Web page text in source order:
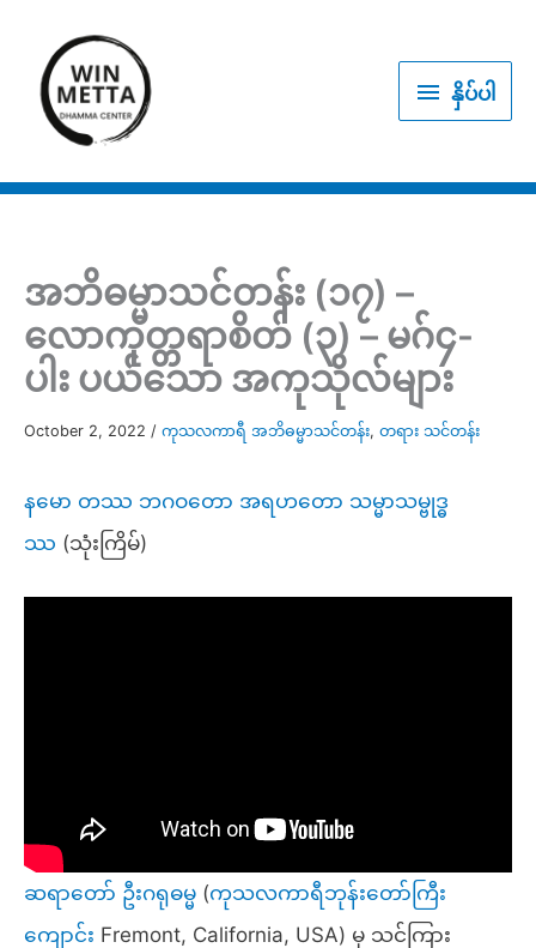
content
နှိပ် နှိပ်ပါ
အဘိဓမ္မာသင်တန်း (၁၇) –
လောကုတ္တရာစိတ် (၃) – မဂ်၄-
ပါး ပယ်သော အကုသိုလ်များ
October 2, 2022 / ကုသလကာရီ အဘိဓမ္မာသင်တန်း, တရား သင်တန်း
နမော တဿ ဘဂဝတော အရဟတော သမ္မာသမ္ဗုဒ္ဓ
ဿ (သုံးကြိမ်)
ဆရာတော် ဦးဂရုဓမ္မ (ကုသလကာရီဘုန်းတော်ကြီး
ကျောင် း Fremont, California, USA) မှ သင်ကြား